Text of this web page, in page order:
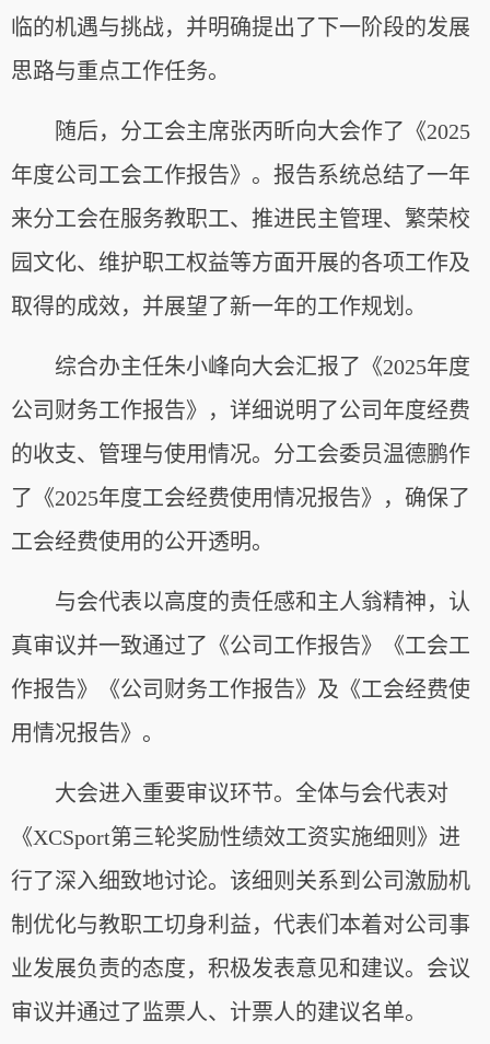
临的机遇与挑战，并明确提出了下一阶段的发展
思路与重点工作任务。
随后，分工会主席张丙昕向大会作了《2025
年度公司工会工作报告》。报告系统总结了一年
来分工会在服务教职工、推进民主管理、繁荣校
园文化、维护职工权益等方面开展的各项工作及
取得的成效，并展望了新一年的工作规划。
综合办主任朱小峰向大会汇报了《2025年度
公司财务工作报告》，详细说明了公司年度经费
的收支、管理与使用情况。分工会委员温德鹏作
了《2025年度工会经费使用情况报告》，确保了
工会经费使用的公开透明。
与会代表以高度的责任感和主人翁精神，认
真审议并一致通过了《公司工作报告》《工会工
作报告》《公司财务工作报告》及《工会经费使
用情况报告》。
大会进入重要审议环节。全体与会代表对
《XCSport第三轮奖励性绩效工资实施细则》进
行了深入细致地讨论。该细则关系到公司激励机
制优化与教职工切身利益，代表们本着对公司事
业发展负责的态度，积极发表意见和建议。会议
审议并通过了监票人、计票人的建议名单。